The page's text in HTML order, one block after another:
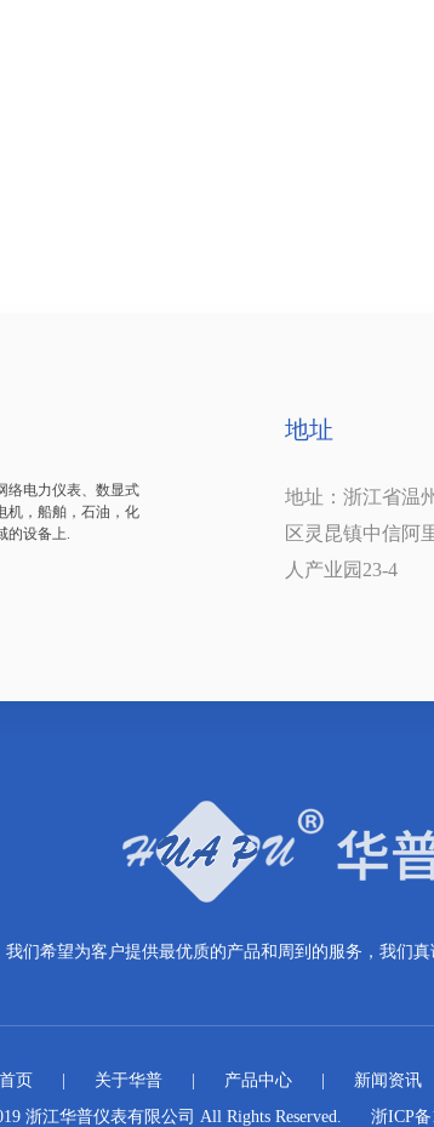
络电力仪表、数显式
机，船舶，石油，化
的设备上.
地址
地址：浙江省温
区灵昆镇中信阿
人产业园23-4
我们希望为客户提供最优质的产品和周到的服务，我们
首页 关于华普 产品中心 新闻资讯
浙江华普仪表有限公司 All Rights Reserved.
浙ICP备